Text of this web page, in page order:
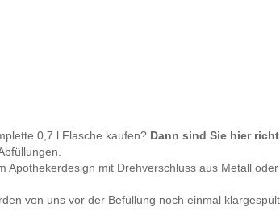
0,7 l Flasche kaufen? Dann sind Sie hier
Apothekerdesign mit Drehverschluss aus Metall
von uns vor der Befüllung noch einmal